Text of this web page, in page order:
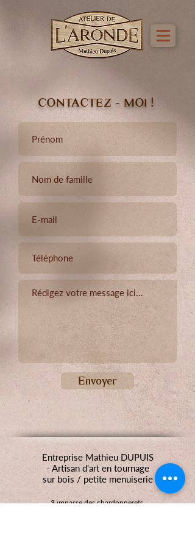
CONTACTEZ - MOI !
Envoyer
Entreprise Mathieu DUPUIS
- Artisan d'art en tournage
sur bois / petite menuiserie
3 impasse des chardonnerets